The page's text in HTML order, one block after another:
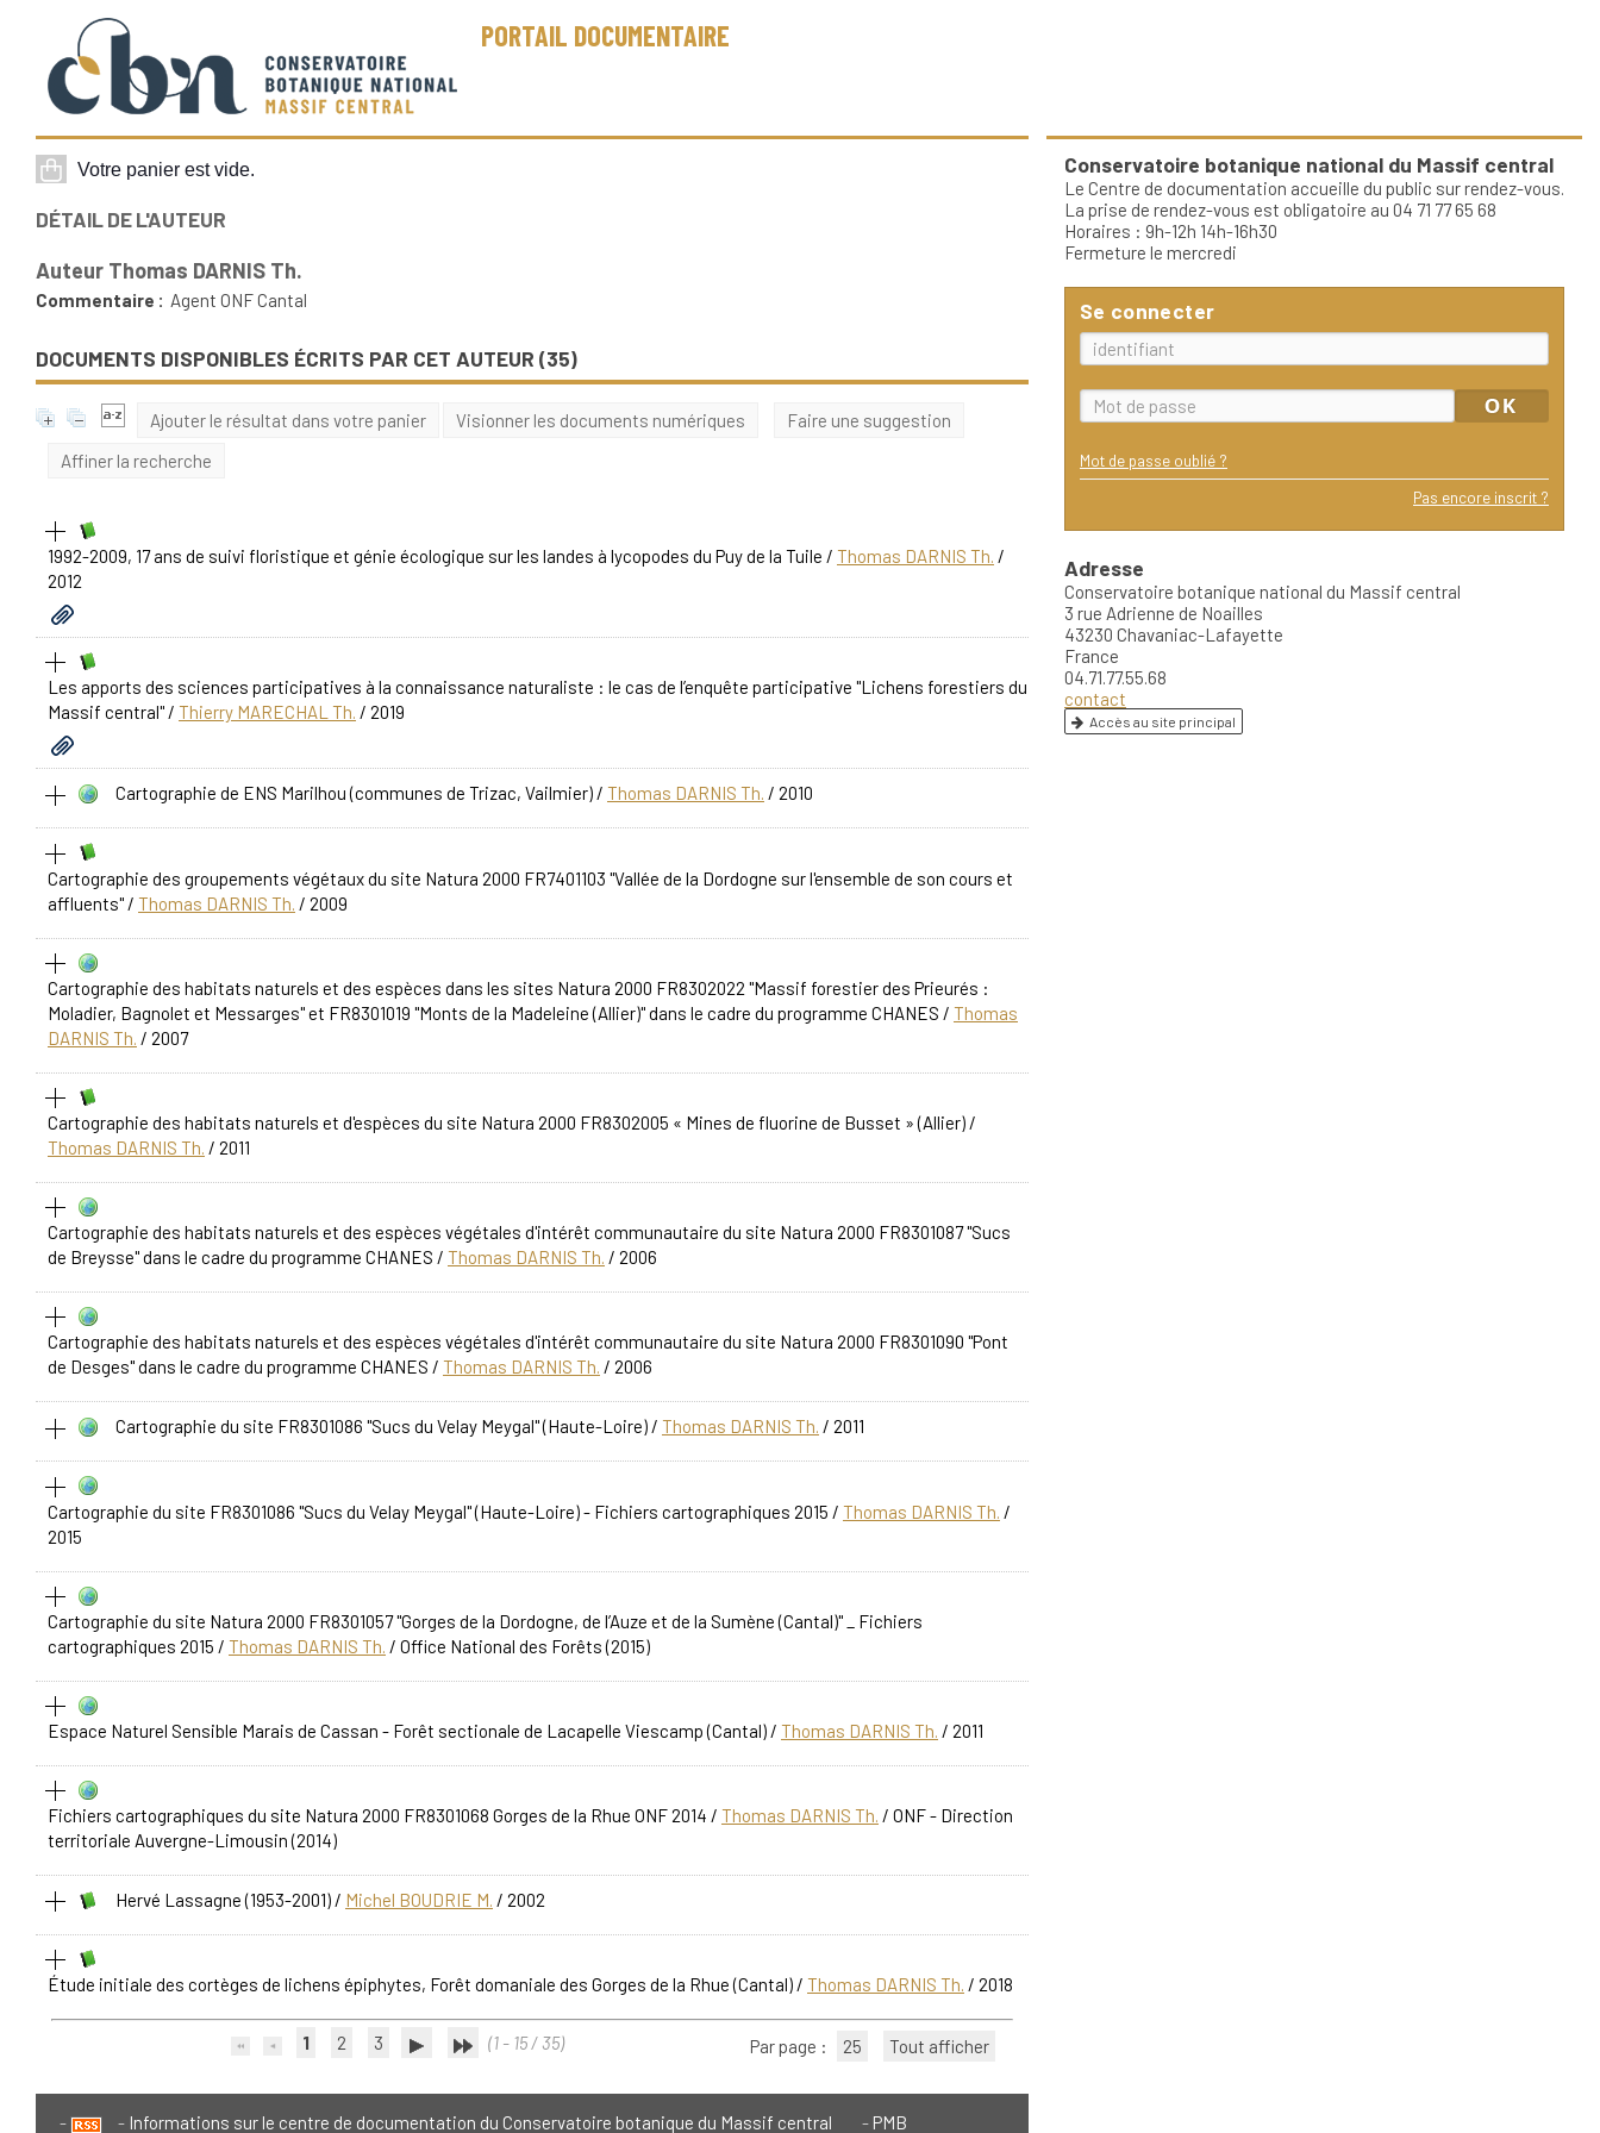
PORTAIL DOCUMENTAIRE
DÉTAIL DE L'AUTEUR
Auteur Thomas DARNIS Th.
Commentaire : Agent ONF Cantal
DOCUMENTS DISPONIBLES ÉCRITS PAR CET AUTEUR (35)
Ajouter le résultat dans votre panier Visionner les documents numériques
Faire une suggestion
Affiner la recherche
1992-2009, 17 ans de suivi floristique et génie écologique sur les landes à lycopodes du Puy de la Tuile / Thomas DARNIS Th. /
2012
Les apports des sciences participatives à la connaissance naturaliste : le cas de l’enquête participative "Lichens forestiers du
Massif central"/ Thierry MARECHAL Th. / 2019
Cartographie de ENS Marilhou (communes de Trizac, Vailmier)/ Thomas DARNIS Th. / 2010
Cartographie des groupements végétaux du site Natura 2000 FR7401103 "Vallée de la Dordogne sur l'ensemble de son cours et
affluents"/ Thomas DARNIS Th. / 2009
Cartographie des habitats naturels et des espèces dans les sites Natura 2000 FR8302022 "Massif forestier des Prieurés :
Moladier, Bagnolet et Messarges" et FR8301019 "Monts de la Madeleine (Allier)" dans le cadre du programme CHANES / Thomas
DARNIS Th. / 2007
Cartographie des habitats naturels et d'espèces du site Natura 2000 FR8302005 « Mines de fluorine de Busset » (Allier)/
Thomas DARNIS Th. / 2011
Cartographie des habitats naturels et des espèces végétales d'intérêt communautaire du site Natura 2000 FR8301087 "Sucs
de Breysse" dans le cadre du programme CHANES / Thomas DARNIS Th. / 2006
Cartographie des habitats naturels et des espèces végétales d'intérêt communautaire du site Natura 2000 FR8301090 "Pont
de Desges" dans le cadre du programme CHANES / Thomas DARNIS Th. / 2006
Cartographie du site FR8301086 "Sucs du Velay Meygal" (Haute-Loire)/ Thomas DARNIS Th. / 2011
Cartographie du site FR8301086 "Sucs du Velay Meygal" (Haute-Loire) - Fichiers cartographiques 2015 / Thomas DARNIS Th. /
2015
Cartographie du site Natura 2000 FR8301057 "Gorges de la Dordogne, de l’Auze et de la Sumène (Cantal)" _ Fichiers
cartographiques 2015 / Thomas DARNIS Th. / Office National des Forêts (2015)
Espace Naturel Sensible Marais de Cassan - Forêt sectionale de Lacapelle Viescamp (Cantal)/ Thomas DARNIS Th. / 2011
Fichiers cartographiques du site Natura 2000 FR8301068 Gorges de la Rhue ONF 2014 / Thomas DARNIS Th. / ONF - Direction
territoriale Auvergne-Limousin (2014)
Hervé Lassagne (1953-2001)/ Michel BOUDRIE M. / 2002
Étude initiale des cortèges de lichens épiphytes, Forêt domaniale des Gorges de la Rhue (Cantal)/ Thomas DARNIS Th. / 2018
1 2 3 (1 - 15 / 35) Par page : 25 Tout afficher
Informations sur le centre de documentation du Conservatoire botanique du Massif central PMB
Conservatoire botanique national du Massif central
Le Centre de documentation accueille du public sur rendez-vous.
La prise de rendez-vous est obligatoire au 04 71 77 65 68
Horaires : 9h-12h 14h-16h30
Fermeture le mercredi
Se connecter
Mot de passe oublié ?
Pas encore inscrit ?
Adresse
Conservatoire botanique national du Massif central
3 rue Adrienne de Noailles
43230 Chavaniac-Lafayette
France
04.71.77.55.68
contact
Accès au site principal